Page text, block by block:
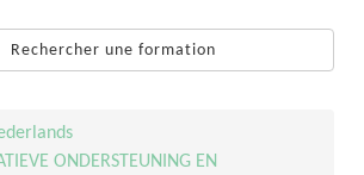
Rechercher une formation
ONDERSTEUNING EN